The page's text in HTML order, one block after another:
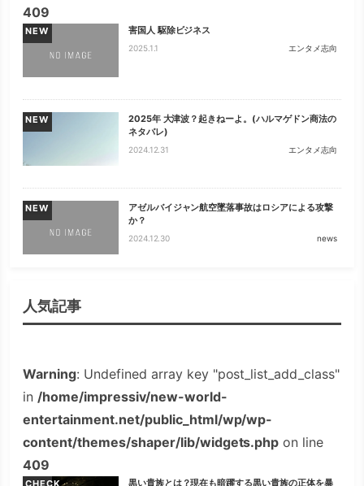
409
NEW 害国人 駆除ビジネス
2025.1.1 エンタメ志向
NEW
2025年 大津波？起きねーよ。(ハルマゲドン商法の
ネタバレ)
2024.12.31 エンタメ志向
NEW
アゼルバイジャン航空墜落事故はロシアによる攻撃
か？
2024.12.30 news
人気記事
Warning: Undefined array key "post_list_add_class"
in /home/impressiv/new-world-
entertainment.net/public_html/wp/wp-
content/themes/shaper/lib/widgets.php on line
409